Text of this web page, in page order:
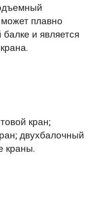
плавно
и является
кран;
двухбалочный
краны.